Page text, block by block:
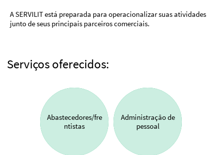
A SERVILIT está preparada para operacionalizar suas atividades
junto de seus principais parceiros comerciais.
Serviços oferecidos:
Abastecedores/fre
ntistas
Administração de
pessoal